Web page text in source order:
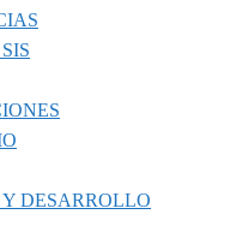
DESARROLLO